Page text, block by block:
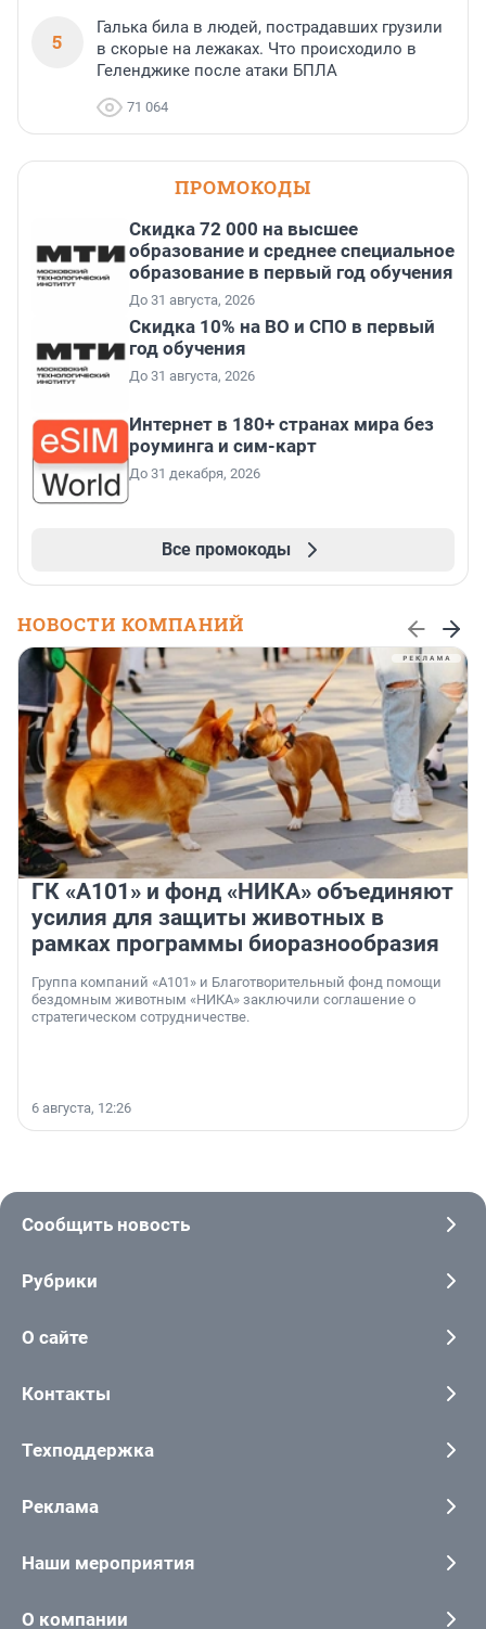
5
Галька била в людей, пострадавших грузили
в скорые на лежаках. Что происходило в
Геленджике после атаки БПЛА
71 064
ПРОМОКОДЫ
Скидка 72 000 на высшее
образование и среднее специальное
образование в первый год обучения
До 31 августа, 2026
Скидка 10% на ВО и СПО в первый
год обучения
До 31 августа, 2026
Интернет в 180+ странах мира без
роуминга и сим-карт
До 31 декабря, 2026
Все промокоды
НОВОСТИ КОМПАНИЙ
ГК «А101» и фонд «НИКА» объединяют
усилия для защиты животных в
рамках программы биоразнообразия
Группа компаний «А101» и Благотворительный фонд помощи
бездомным животным «НИКА» заключили соглашение о
стратегическом сотрудничестве.
6 августа, 12:26
Сообщить новость
Рубрики
О сайте
Контакты
Техподдержка
Реклама
Наши мероприятия
О компании